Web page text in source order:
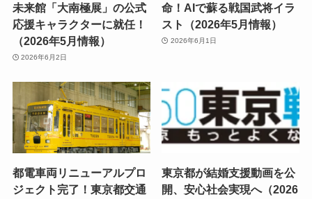
未来館「大南極展」の公式
応援キャラクターに就任！
（2026年5月情報）
2026年6月2日
命！AIで蘇る戦国武将イラ
スト（2026年5月情報）
2026年6月1日
都電車両リニューアルプロ
ジェクト完了！東京都交通
東京都が結婚支援動画を公
開、安心社会実現へ（2026